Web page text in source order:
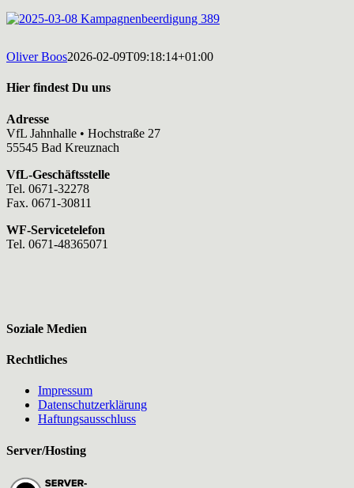
Oliver Boos2026-02-09T09:18:14+01:00
Hier findest Du uns
Adresse
VfL Jahnhalle • Hochstraße 27
55545 Bad Kreuznach
VfL-Geschäftsstelle
Tel. 0671-32278
Fax. 0671-30811
WF-Servicetelefon
Tel. 0671-48365071
Soziale Medien
Rechtliches
Impressum
Datenschutzerklärung
Haftungsausschluss
Server/Hosting